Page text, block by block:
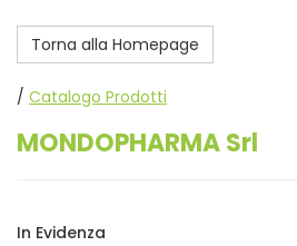
Torna alla Homepage
/ Catalogo Prodotti
MONDOPHARMA Srl
In Evidenza